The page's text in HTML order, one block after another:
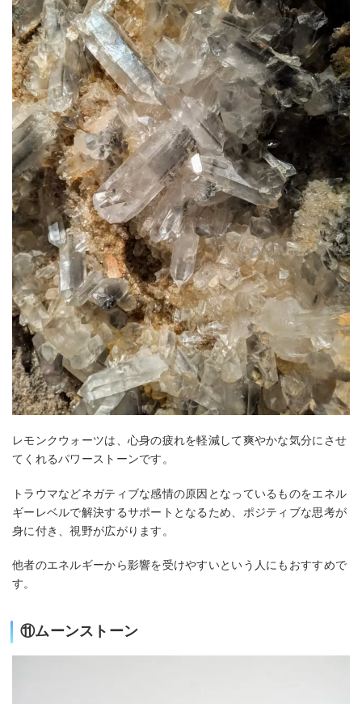
レモンクウォーツは、心身の疲れを軽減して爽やかな気分にさせ
てくれるパワーストーンです。
トラウマなどネガティブな感情の原因となっているものをエネル
ギーレベルで解決するサポートとなるため、ポジティブな思考が
身に付き、視野が広がります。
他者のエネルギーから影響を受けやすいという人にもおすすめで
す。
⑪ムーンストーン